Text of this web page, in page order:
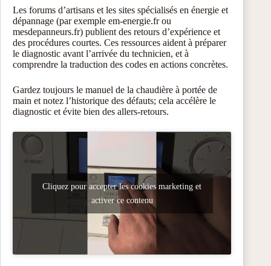
Les forums d’artisans et les sites spécialisés en énergie et
dépannage (par exemple em-energie.fr ou
mesdepanneurs.fr) publient des retours d’expérience et
des procédures courtes. Ces ressources aident à préparer
le diagnostic avant l’arrivée du technicien, et à
comprendre la traduction des codes en actions concrètes.
Gardez toujours le manuel de la chaudière à portée de
main et notez l’historique des défauts; cela accélère le
diagnostic et évite bien des allers‑retours.
Cliquez pour accepter les cookies marketing et
activer ce contenu